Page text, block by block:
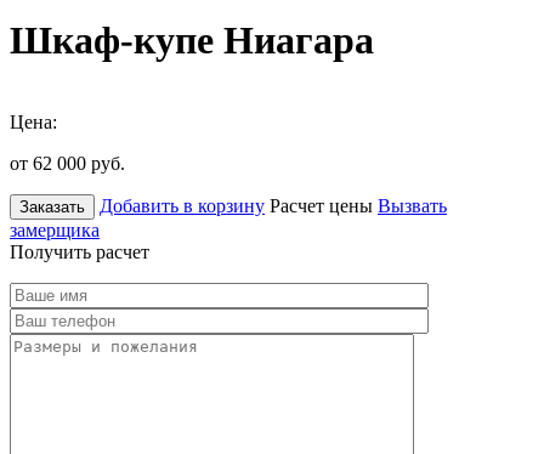
Шкаф-купе Ниагара
Цена:
от 62 000 руб.
Заказать Добавить в корзину Расчет цены Вызвать
замерщика
Получить расчет